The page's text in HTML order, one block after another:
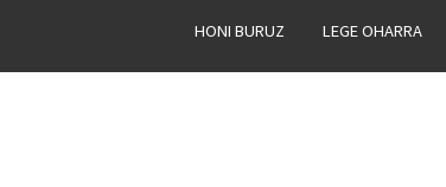
HONI BURUZ LEGE OHARRA